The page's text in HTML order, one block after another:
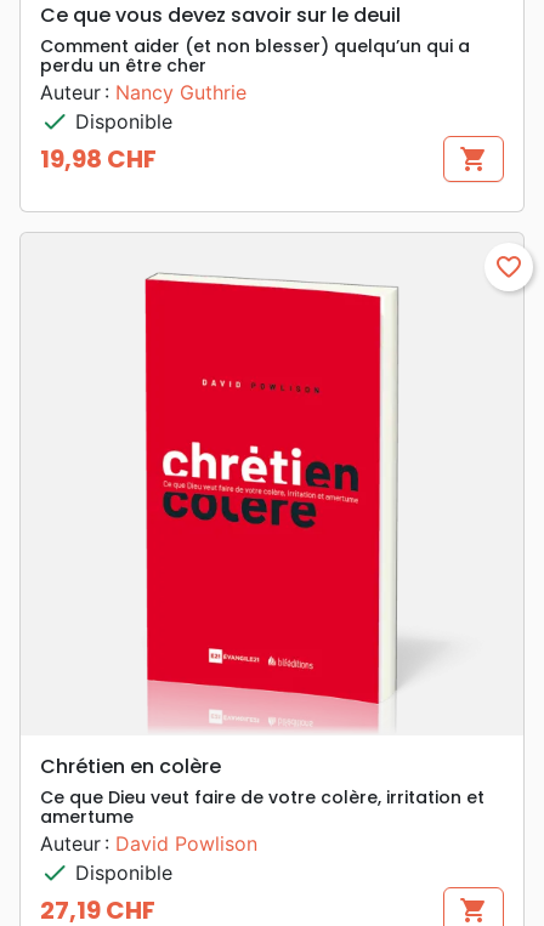
Ce que vous devez savoir sur le deuil
Comment aider (et non blesser) quelqu’un qui a
perdu un être cher
Auteur : Nancy Guthrie
check Disponible
Prix
19,98 CHF shopping_cart
favorite_border
Chrétien en colère
Ce que Dieu veut faire de votre colère, irritation et
amertume
Auteur : David Powlison
check Disponible
27,19 CHF shopping_cart